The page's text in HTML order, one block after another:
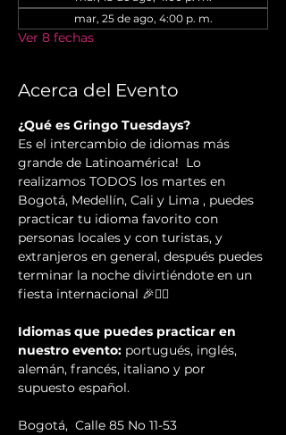
mar, 25 de ago, 4:00 p. m.
Ver 8 fechas
Acerca del Evento
¿Qué es Gringo Tuesdays?
Es el intercambio de idiomas más
grande de Latinoamérica!  Lo
realizamos TODOS los martes en
Bogotá, Medellín, Cali y Lima , puedes
practicar tu idioma favorito con
personas locales y con turistas, y
extranjeros en general, después puedes
terminar la noche divirtiéndote en un
fiesta internacional 🎉✌🏻️
Idiomas que puedes practicar en
nuestro evento: portugués, inglés,
alemán, francés, italiano y por
supuesto español.
Bogotá,  Calle 85 No 11-53